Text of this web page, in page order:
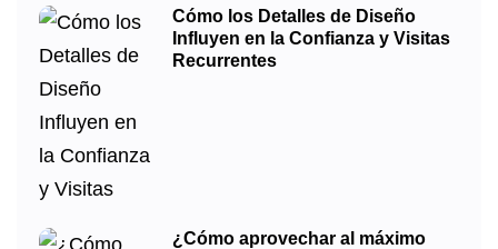
Cómo los Detalles de Diseño
Influyen en la Confianza y Visitas
Recurrentes
¿Cómo aprovechar al máximo